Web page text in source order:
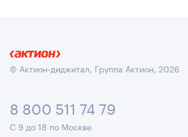
© Актион-диджитал, Группа Актион, 2026
8 800 511 74 79
С 9 до 18 по Москве